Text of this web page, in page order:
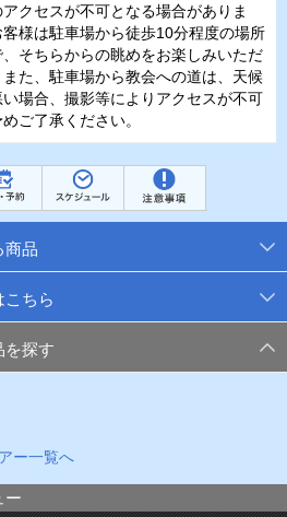
クセスが不可となる場合がありま
様は駐車場から徒歩10分程度の場所
そちらからの眺めをお楽しみいただ
た、駐車場から教会への道は、天候
場合、撮影等によりアクセスが不可
ご了承ください。
商品
ちら
を探す
ー一覧へ
ー